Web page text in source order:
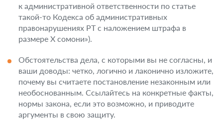
к административной ответственности по статье
такой-то Кодекса об административных
правонарушениях РТ с наложением штрафа в
размере X сомони»).
Обстоятельства дела, с которыми вы не согласны, и
ваши доводы: четко, логично и лаконично изложите,
почему вы считаете постановление незаконным или
необоснованным. Ссылайтесь на конкретные факты,
нормы закона, если это возможно, и приводите
аргументы в свою защиту.